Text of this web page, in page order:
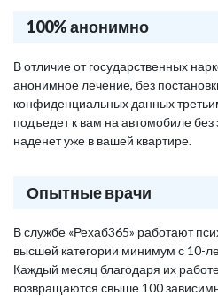
100% анонимно
В отличие от государственных
анонимное лечение, без
конфиденциальных данных
подъедет к вам на автомобиле без
наденет уже в вашей квартире.
Опытные врачи
В службе «Рехаб365» работают
высшей категории минимум с 10-
Каждый месяц благодаря их
возвращаются свыше 100